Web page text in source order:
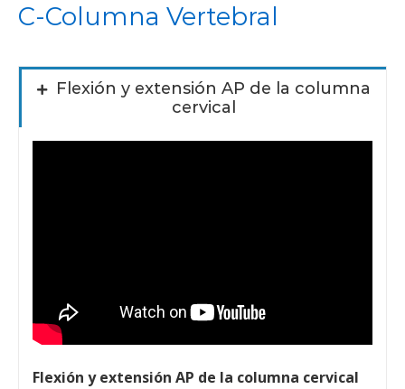
C-Columna Vertebral
Flexión y extensión AP de la columna
cervical
Flexión y extensión AP de la columna cervical